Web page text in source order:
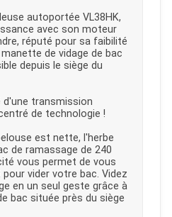
autoportée VL38HK,
avec son moteur
réputé pour sa faibilité
de vidage de bac
depuis le siège du
transmission
de technologie !
est nette, l'herbe
de ramassage de 240
vous permet de vous
vider votre bac. Videz
en un seul geste grâce à
bac située près du siège